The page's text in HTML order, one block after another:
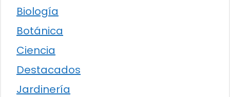
Biología
Botánica
Ciencia
Destacados
Jardinería